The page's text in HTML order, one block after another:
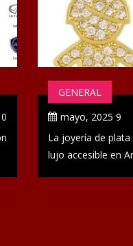
GENERAL
9 mayo, 2025
La joyería de
lujo accesible en
0